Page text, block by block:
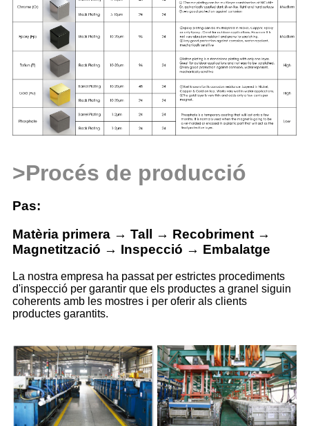
>Procés de producció
Pas:
Matèria primera → Tall → Recobriment →
Magnetització → Inspecció → Embalatge
La nostra empresa ha passat per estrictes procediments
d'inspecció per garantir que els productes a granel siguin
coherents amb les mostres i per oferir als clients
productes garantits.